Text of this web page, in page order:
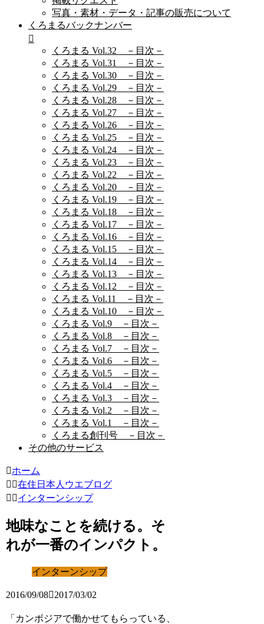
写真・素材・データ・記事の販売について
くろまるバックナンバー
くろまる Vol.32 －目次－
くろまる Vol.31 －目次－
くろまる Vol.30 －目次－
くろまる Vol.29 －目次－
くろまる Vol.28 －目次－
くろまる Vol.27 －目次－
くろまる Vol.26 －目次－
くろまる Vol.25 －目次－
くろまる Vol.24 －目次－
くろまる Vol.23 －目次－
くろまる Vol.22 －目次－
くろまる Vol.20 －目次－
くろまる Vol.19 －目次－
くろまる Vol.18 －目次－
くろまる Vol.17 －目次－
くろまる Vol.16 －目次－
くろまる Vol.15 －目次－
くろまる Vol.14 －目次－
くろまる Vol.13 －目次－
くろまる Vol.12 －目次－
くろまる Vol.11 －目次－
くろまる Vol.10 －目次－
くろまる Vol.9 －目次－
くろまる Vol.8 －目次－
くろまる Vol.7 －目次－
くろまる Vol.6 －目次－
くろまる Vol.5 －目次－
くろまる Vol.4 －目次－
くろまる Vol.3 －目次－
くろまる Vol.2 －目次－
くろまる Vol.1 －目次－
くろまる創刊号 －目次－
その他のサービス
ホーム
在住日本人ウエブログ
インターンシップ
地味なことを続ける。そ
れが一番のインパクト。
インターンシップ
2016/09/08 2017/03/02
「カンボジアで働かせてもらっている、